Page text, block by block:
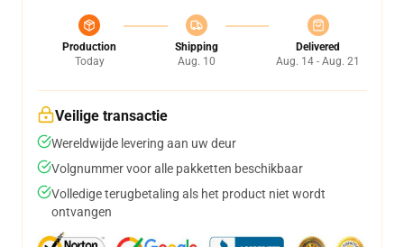
Production
Today
Shipping
Aug. 10
Delivered
Aug. 14 - Aug. 21
Veilige transactie
Wereldwijde levering aan uw deur
Volgnummer voor alle pakketten beschikbaar
Volledige terugbetaling als het product niet wordt
ontvangen